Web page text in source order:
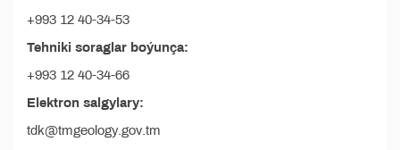
+993 12 40-34-53
Tehniki soraglar boýunça:
+993 12 40-34-66
Elektron salgylary:
tdk@tmgeology.gov.tm